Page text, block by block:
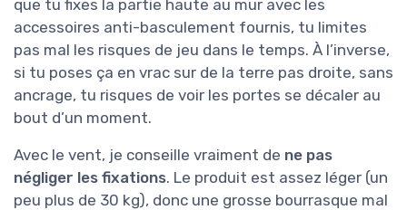
que tu fixes la partie haute au mur avec les
accessoires anti-basculement fournis, tu limites
pas mal les risques de jeu dans le temps. À l’inverse,
si tu poses ça en vrac sur de la terre pas droite, sans
ancrage, tu risques de voir les portes se décaler au
bout d’un moment.
Avec le vent, je conseille vraiment de ne pas
négliger les fixations. Le produit est assez léger (un
peu plus de 30 kg), donc une grosse bourrasque mal